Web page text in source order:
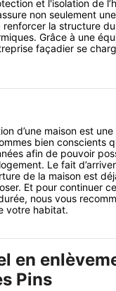
et l'isolation de
non seulement
la structure
Grâce à une
façadier se
d’une maison est
bien conscients
afin de pouvoir
Le fait
de la maison est
Et pour continuer
nous vous
votre habitat.
en
Pins